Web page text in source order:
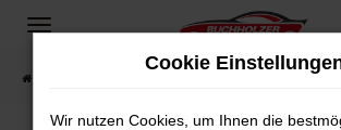
Zum
springen
Fahrzeugsuche
Cookie
Wir nutzen Cookies, um Ihnen die